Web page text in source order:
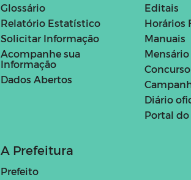
Glossário
Relatório Estatístico
Solicitar Informação
Acompanhe sua
Informação
Dados Abertos
Editais
Horários
Manuais
Diário
Portal
A Prefeitura
Prefeito